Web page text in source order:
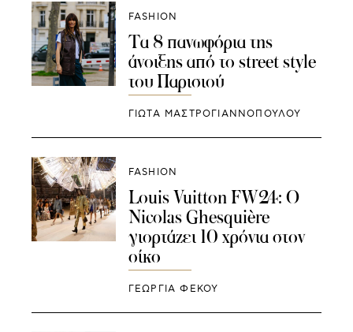
FASHION
Τα 8 πανωφόρια της
άνοιξης από το street style
του Παρισιού
ΓΙΩΤΑ ΜΑΣΤΡΟΓΙΑΝΝΟΠΟΥΛΟΥ
FASHION
Louis Vuitton FW24: O
Nicolas Ghesquière
γιορτάζει 10 χρόνια στον
οίκο
ΓΕΩΡΓΙΑ ΦΕΚΟΥ